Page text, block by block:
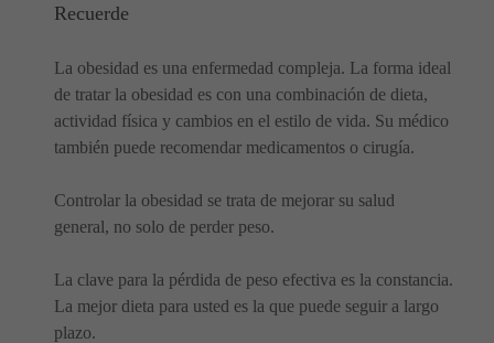
Recuerde
La obesidad es una enfermedad compleja. La forma ideal
de tratar la obesidad es con una combinación de dieta,
actividad física y cambios en el estilo de vida. Su médico
también puede recomendar medicamentos o cirugía.
Controlar la obesidad se trata de mejorar su salud
general, no solo de perder peso.
La clave para la pérdida de peso efectiva es la constancia.
La mejor dieta para usted es la que puede seguir a largo
plazo.